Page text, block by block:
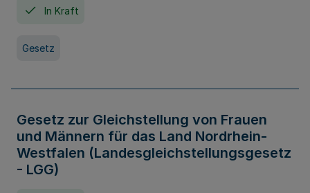
In Kraft
Gesetz
Gesetz zur Gleichstellung von Frauen
und Männern für das Land Nordrhein-
Westfalen (Landesgleichstellungsgesetz
- LGG)